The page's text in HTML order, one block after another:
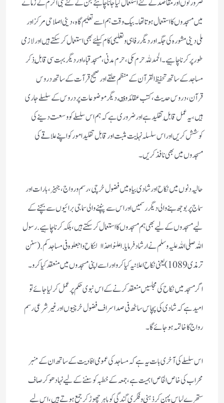
میں مسجدوں کا استعمال ہوتا تھا۔ بیک وقت ہم اسے تعلیم گاہ ،دینی اصلاحی مرکز اور
ملی دینی مشورہ کی جگہ اور دیگر رفاہی و تعلیمی کام کیلئے بھی استعمال کرسکتے ہیں اور لازمی
طور پر کرنا چاہیے ۔ الحمد للہ حرم مکی، حرم مدنی، مسجد قباء اور دیگر بہت سی قابلِ ذکر
مساجد کے ساتھ تحفیظ القرآن کے منظم حلقے اور صحیح قرآت کے ساتھ دروس
قرآن، دروس حدیث، کتب عقائد وفقهدیگر موضوعات پر دروس کے سلسلے جاری
ہیں، یہ عمل قابلِ تقلید ہے اور ضروری ہے کہ ہم اس سلسلے کو وسعت دینے کی
کوشش کریں اور اس سلسلہ نہایت مثبت اور قابل تقلید امور کو اپنے علاقے کی
مسجدوں میں بھی نافذ کر یں۔
حالیہ دنوں میں نکاح اور شادی بیاہ میں فضول خرچی، رسم و رواج ، جہیز، بارات اور
سماج پر بوجھ بنے والی دیگر رسمیں اور اس سے پنپنے والی سماجی برائیوں سے بچنے کے
لیے مسجدوں کے لیے بھی ہم مسجدوں کا استعمال کرسکتے ہیں، بلکہ کرنا چاہیے. رسول
اللہ صلی اللہ علیہ وسلم نے ارشاد فرمایا. اعلنوا ھذا النکاح واجعلوہ فی مساجدکم. (سنن
ترمذی 1089) یعنی نکاح اعلانیہ کیا کرو اور اسے اپنی مسجدوں میں منعقد کیا کرو۔
اگر مسجد میں نکاح کی مجلسیں منعقد کرنے کے اس نبوی حکم پر عمل کرلیا جائے تو
امید ہے کہ شادی کی پچاس ساٹھ فی صد اسراف فضول خرچیوں اور غیر شرعی رسم
رواج کا خاتمہ ہوجائے گا۔
اس سلسلے کی آخری بات یہ ہے کہ مساجد کی عمومی افادیت کے ساتھ ان کے منبر
محراب کی خاص الخاص اہمیت ہے، جمعہ کے خطبہ کو سننے کے لیے نہا دھو کر صاف
ستھرے لباس پہن کر ذہنی وفکری گندگی کو باہر چھوڑ کر جمع ہوتے ہیں، اس لیے